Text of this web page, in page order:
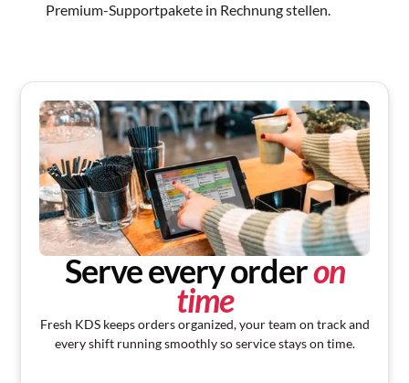
Premium-Supportpakete in Rechnung stellen.
Serve every orderon
time
Fresh KDS keeps orders organized, your team on track and
every shift running smoothly so service stays on time.